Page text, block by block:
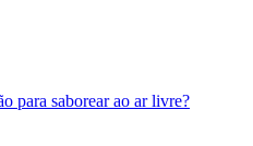
para saborear ao ar livre?